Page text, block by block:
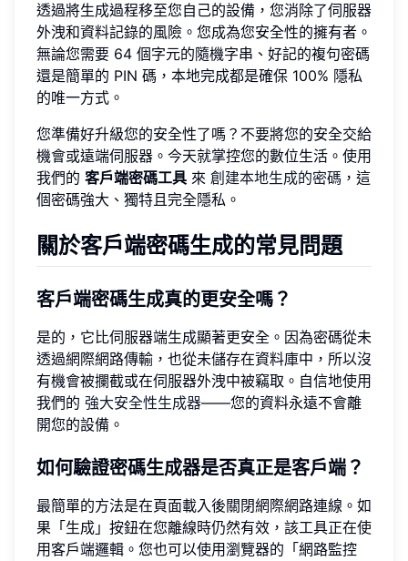
透過將生成過程移至您自己的設備，您消除了伺服器
外洩和資料記錄的風險。您成為您安全性的擁有者。
無論您需要 64 個字元的隨機字串、好記的複句密碼
還是簡單的 PIN 碼，本地完成都是確保 100% 隱私
的唯一方式。
您準備好升級您的安全性了嗎？不要將您的安全交給
機會或遠端伺服器。今天就掌控您的數位生活。使用
我們的 客戶端密碼工具 來 創建本地生成的密碼 ，這
個密碼強大、獨特且完全隱私。
關於客戶端密碼生成的常見問題
客戶端密碼生成真的更安全嗎？
是的，它比伺服器端生成顯著更安全。因為密碼從未
透過網際網路傳輸，也從未儲存在資料庫中，所以沒
有機會被攔截或在伺服器外洩中被竊取。自信地使用
我們的 強大安全性生成器——您的資料永遠不會離
開您的設備。
如何驗證密碼生成器是否真正是客戶端？
最簡單的方法是在頁面載入後關閉網際網路連線。如
果「生成」按鈕在您離線時仍然有效，該工具正在使
用客戶端邏輯。您也可以使用瀏覽器的「網路監控